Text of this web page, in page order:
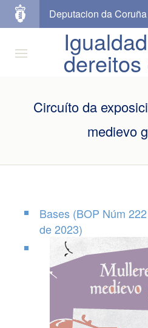
Deputacion da Coruña
Circuíto da
medievo
Bases (BOP Núm
de 2023)